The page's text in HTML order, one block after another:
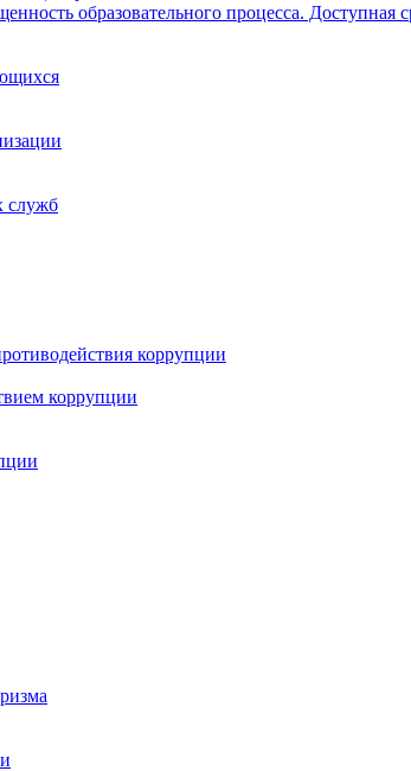
образовательного процесса. Доступная
служб
коррупции
коррупции